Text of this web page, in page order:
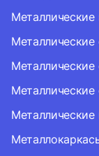
Металлические
Металлические